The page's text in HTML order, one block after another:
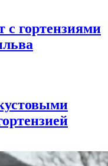
с гортензиями